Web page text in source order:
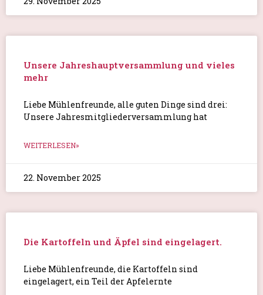
Unsere Jahreshauptversammlung und vieles
mehr
Liebe Mühlenfreunde, alle guten Dinge sind drei:
Unsere Jahresmitgliederversammlung hat
WEITERLESEN»
22. November 2025
Die Kartoffeln und Äpfel sind eingelagert.
Liebe Mühlenfreunde, die Kartoffeln sind
eingelagert, ein Teil der Apfelernte